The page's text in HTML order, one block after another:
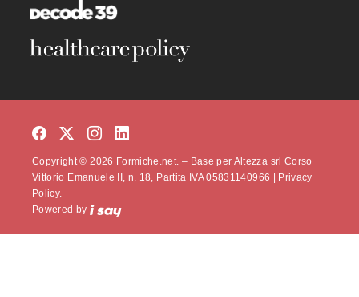
Copyright © 2026 Formiche.net. – Base per Altezza srl Corso
Vittorio Emanuele II, n. 18, Partita IVA 05831140966 |
Privacy
Policy.
Powered by